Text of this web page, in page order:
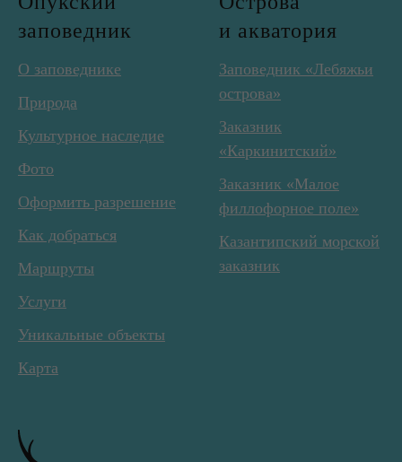
заповедник
О заповеднике
Природа
Культурное наследие
Фото
Оформить разрешение
Как добраться
Маршруты
Услуги
Уникальные объекты
Карта
и акватория
Заповедник «Лебяжьи
острова»
Заказник
«Каркинитский»
Заказник «Малое
филлофорное поле»
Казантипский морской
заказник